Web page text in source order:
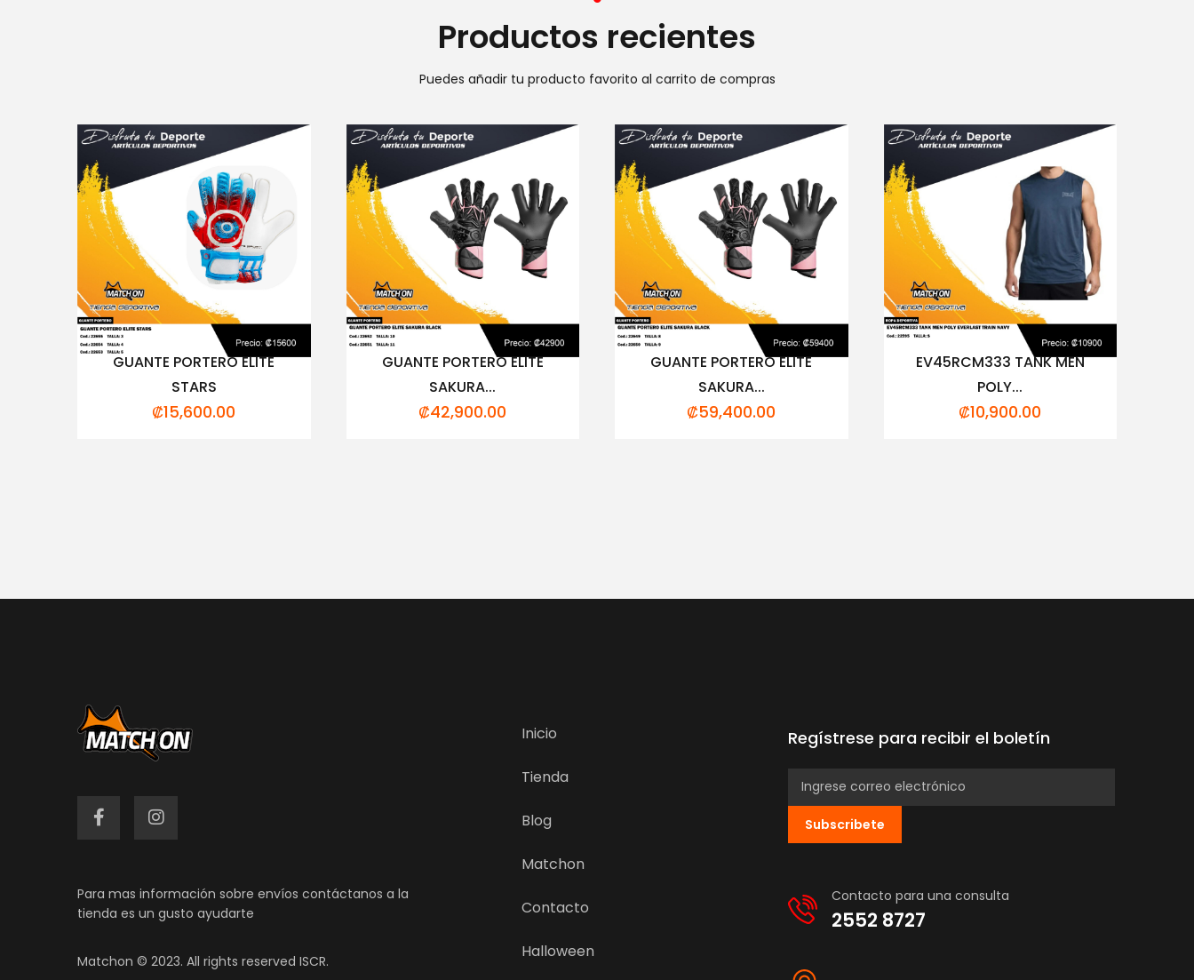
Productos recientes
Puedes añadir tu producto favorito al carrito de compras
GUANTE PORTERO ELITE
STARS
₡15,600.00
GUANTE PORTERO ELITE
SAKURA...
₡42,900.00
GUANTE PORTERO ELITE
SAKURA...
₡59,400.00
EV45RCM333 TANK MEN
POLY...
₡10,900.00
Para mas información sobre envíos contáctanos a la
tienda es un gusto ayudarte
Matchon © 2023. All rights reserved ISCR.
Inicio
Tienda
Blog
Matchon
Contacto
Halloween
Regístrese para recibir el boletín
Subscribete
Contacto para una consulta
2552 8727